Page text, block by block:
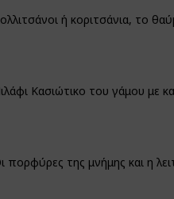
ή κοριτσάνια, το
Κασιώτικο του γάμου με
πορφύρες της μνήμης και η